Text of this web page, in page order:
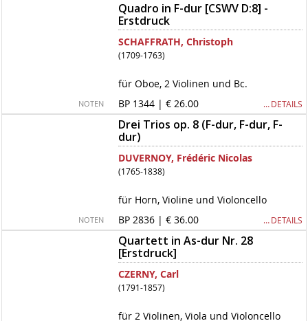
Quadro in F-dur [CSWV D:8] -
Erstdruck
SCHAFFRATH, Christoph
(1709-1763)
für Oboe, 2 Violinen und Bc.
NOTEN BP 1344 | € 26.00 … DETAILS
Drei Trios op. 8 (F-dur, F-dur, F-
dur)
DUVERNOY, Frédéric Nicolas
(1765-1838)
für Horn, Violine und Violoncello
NOTEN BP 2836 | € 36.00 … DETAILS
Quartett in As-dur Nr. 28
[Erstdruck]
CZERNY, Carl
(1791-1857)
für 2 Violinen, Viola und Violoncello